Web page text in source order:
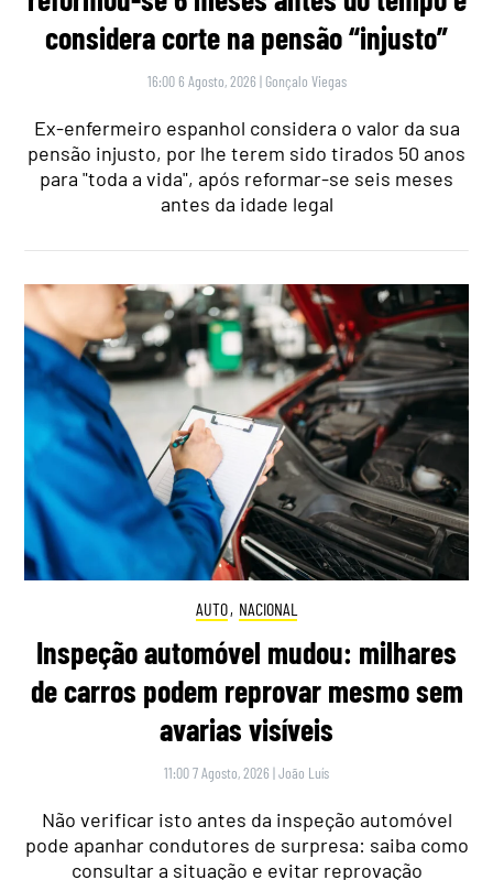
considera corte na pensão “injusto”
16:00 6 Agosto, 2026 | Gonçalo Viegas
Ex-enfermeiro espanhol considera o valor da sua
pensão injusto, por lhe terem sido tirados 50 anos
para "toda a vida", após reformar-se seis meses
antes da idade legal
AUTO, NACIONAL
Inspeção automóvel mudou: milhares
de carros podem reprovar mesmo sem
avarias visíveis
11:00 7 Agosto, 2026 |João Luís
Não verificar isto antes da inspeção automóvel
pode apanhar condutores de surpresa: saiba como
consultar a situação e evitar reprovação